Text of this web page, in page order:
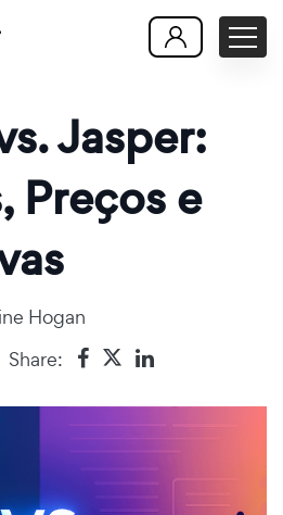
Jasper:
Preços e
Hogan
Share: